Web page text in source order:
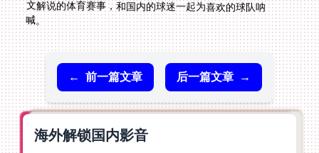
喊。
← 前一篇文章 后一篇文章 →
海外解锁国内影音